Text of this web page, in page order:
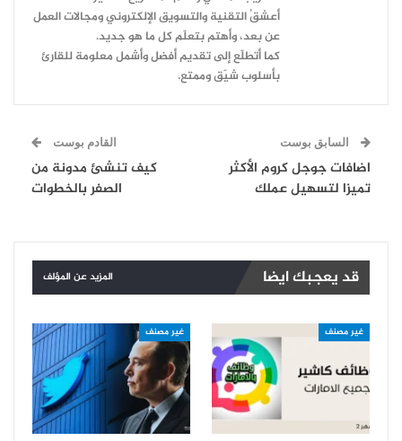
أعشقُ التقنية والتسويق الإلكتروني ومجالات العمل
عن بعد، وأهتم بتعلّم كل ما هو جديد.
كما أتطلّع إلى تقديم أفضل وأشمل معلومة للقارئ
بأسلوب شيّق وممتع.
السابق بوست
اضافات جوجل كروم الأكثر
تميزا لتسهيل عملك
القادم بوست
كيف تنشئ مدونة من
الصفر بالخطوات
قد يعجبك ايضا المزيد عن المؤلف
غير مصنف غير مصنف